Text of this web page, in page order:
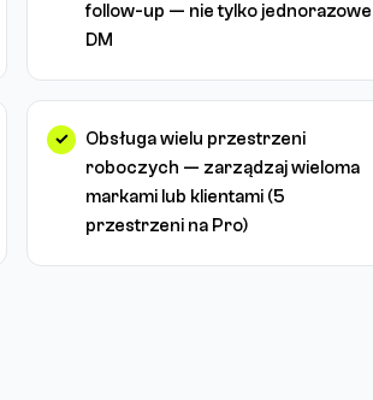
follow-up — nie tylko jednorazowe
DM
Obsługa wielu przestrzeni
roboczych — zarządzaj wieloma
markami lub klientami (5
przestrzeni na Pro)